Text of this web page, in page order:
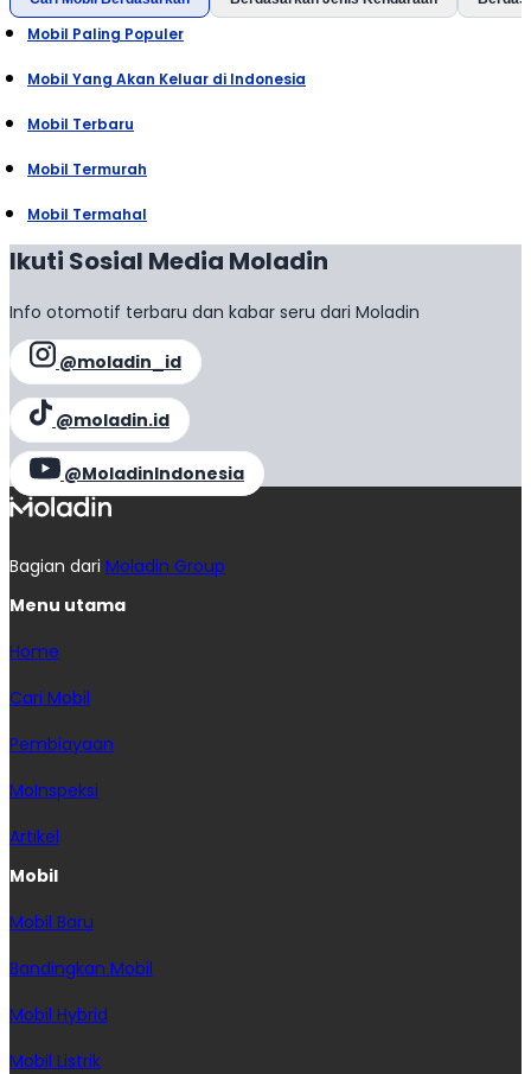
Mobil Paling Populer
Mobil Yang Akan Keluar di Indonesia
Mobil Terbaru
Mobil Termurah
Mobil Termahal
Ikuti Sosial Media Moladin
Info otomotif terbaru dan kabar seru dari Moladin
@moladin_id
@moladin.id
@MoladinIndonesia
Bagian dari Moladin Group
Menu utama
Home
Cari Mobil
Pembiayaan
MoInspeksi
Artikel
Mobil
Mobil Baru
Bandingkan Mobil
Mobil Hybrid
Mobil Listrik